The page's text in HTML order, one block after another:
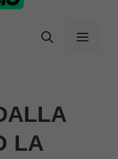
Menu
LA